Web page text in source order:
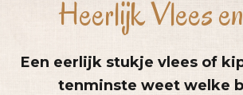
Heerlijk Vlees
Een eerlijk stukje vlees of
tenminste weet welke